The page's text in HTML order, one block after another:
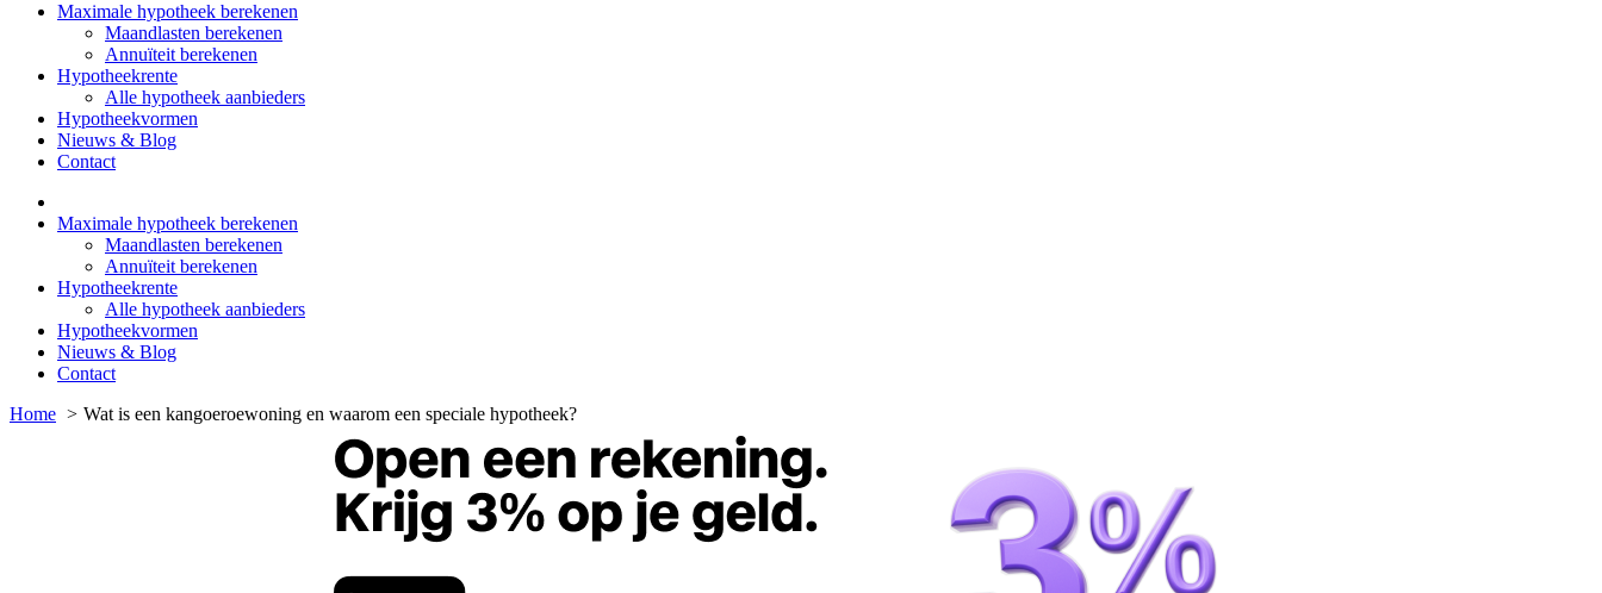
Maximale hypotheek berekenen
Maandlasten berekenen
Annuïteit berekenen
Hypotheekrente
Alle hypotheek aanbieders
Hypotheekvormen
Nieuws & Blog
Contact
Maximale hypotheek berekenen
Maandlasten berekenen
Annuïteit berekenen
Hypotheekrente
Alle hypotheek aanbieders
Hypotheekvormen
Nieuws & Blog
Contact
Home
Wat is een kangoeroewoning en waarom een speciale hypotheek?